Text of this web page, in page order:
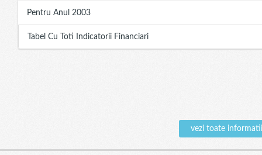
Pentru Anul 2003
Tabel Cu Toti Indicatorii Financiari
vezi toate